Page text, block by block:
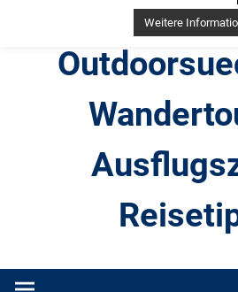
Produkttests und
Weitere